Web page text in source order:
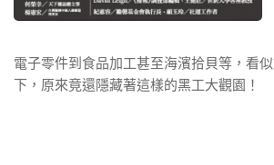
電子零件到食品加工甚至海濱拾貝等，看
下，原來竟還隱藏著這樣的黑工大觀園！